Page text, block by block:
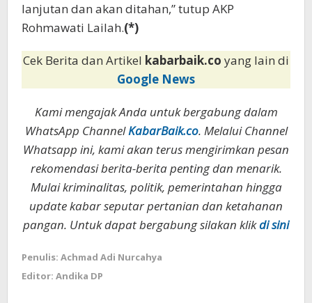
lanjutan dan akan ditahan,” tutup AKP
Rohmawati Lailah.(*)
Cek Berita dan Artikel kabarbaik.co yang lain di
Google News
Kami mengajak Anda untuk bergabung dalam
WhatsApp ChannelKabarBaik.co. Melalui Channel
Whatsapp ini, kami akan terus mengirimkan pesan
rekomendasi berita-berita penting dan menarik.
Mulai kriminalitas, politik, pemerintahan hingga
update kabar seputar pertanian dan ketahanan
pangan. Untuk dapat bergabung silakan klikdi sini
Penulis: Achmad Adi Nurcahya
Editor: Andika DP